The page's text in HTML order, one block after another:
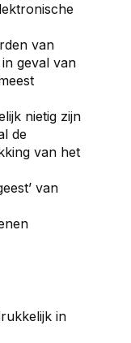
van
geval van
nietig zijn
de
van het
van
in